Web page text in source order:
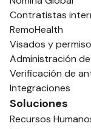
Contratistas
RemoHealth
Visados y
Administración
Verificación de
Integraciones
Soluciones
Recursos